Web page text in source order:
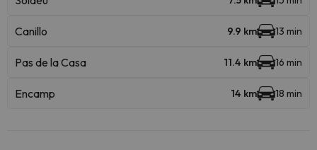
Canillo 9.9 km 13 min
Pas de la Casa 11.4 km 16 min
Encamp 14 km 18 min